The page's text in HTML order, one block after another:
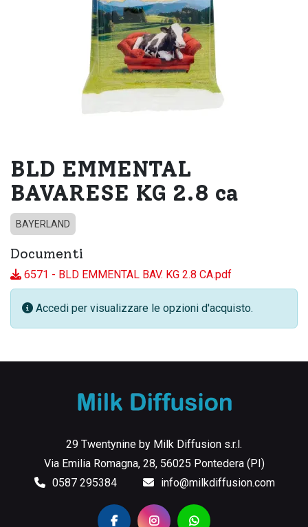
BLD EMMENTAL
BAVARESE KG 2.8 ca
BAYERLAND
Documenti
6571 - BLD EMMENTAL BAV. KG 2.8 CA.pdf
Accedi per visualizzare le opzioni d'acquisto.
29 Twentynine by Milk Diffusion s.r.l.
Via Emilia Romagna, 28, 56025 Pontedera (PI)
0587 295384
info@milkdiffusion.com